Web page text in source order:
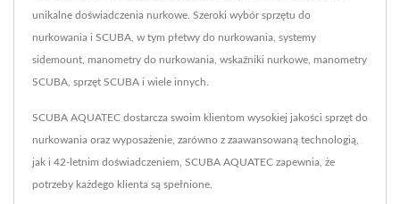
unikalne doświadczenia nurkowe. Szeroki wybór sprzętu do
nurkowania i SCUBA, w tym płetwy do nurkowania, systemy
sidemount, manometry do nurkowania, wskaźniki nurkowe, manometry
SCUBA, sprzęt SCUBA i wiele innych.
SCUBA AQUATEC dostarcza swoim klientom wysokiej jakości sprzęt do
nurkowania oraz wyposażenie, zarówno z zaawansowaną technologią,
jak i 42-letnim doświadczeniem, SCUBA AQUATEC zapewnia, że
potrzeby każdego klienta są spełnione.